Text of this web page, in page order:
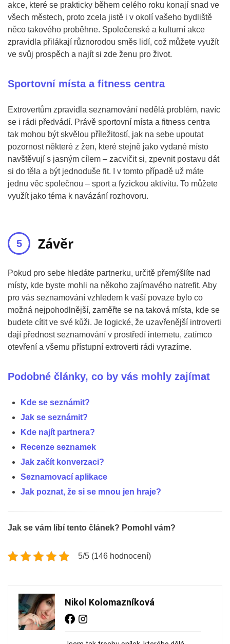
akce, které se prakticky během celého roku konají snad ve
všech městech, proto zcela jistě i v okolí vašeho bydliště
něco takového proběhne. Společenské a kulturní akce
zpravidla přilákají různorodou směs lidí, což můžete využít
ve svůj prospěch a najít si zde ženu pro život.
Sportovní místa a fitness centra
Extrovertům zpravidla seznamování nedělá problém, navíc
se i rádi předvádí. Právě sportovní místa a fitness centra
tak mohou být skvělou příležitostí, jak na sebe upoutat
pozornost některé z žen, které stejně jako vydané místo
navštěvují s jasným cílem – zacvičit si, zpevnit postavu dát
si do těla a být jednoduše fit. I v tomto případě už máte
jednu věc společnou – sport a fyzickou aktivitu. To můžete
využít jako téma k navázání rozhovoru.
Závěr
Pokud pro sebe hledáte partnerku, určitě přemýšlíte nad
místy, kde byste mohli na někoho zajímavého natrefit. Aby
pro vás seznamování vzhledem k vaší povaze bylo co
možná nejpohodlnější, zaměřte se na taková místa, kde se
budete cítit ve své kůži. Je logické, že uzavřenější introverti
dají přednost seznamování v prostředí internetu, zatímco
otevření a všemu přístupní extroverti rádi vyrazíme.
Podobné články, co by vás mohly zajímat
Kde se seznámit?
Jak se seznámit?
Kde najít partnera?
Recenze seznamek
Jak začít konverzaci?
Seznamovací aplikace
Jak poznat, že si se mnou jen hraje?
Jak se vám líbí tento článek? Pomohl vám?
5/5 (146 hodnocení)
Nikol Kolomazníková